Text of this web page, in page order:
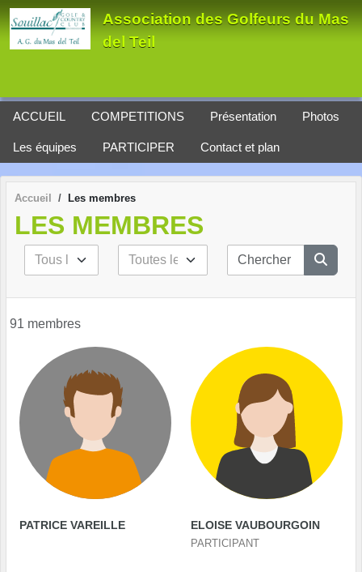
Association des Golfeurs du Mas
del Teil
ACCUEIL COMPETITIONS Présentation Photos
Les équipes PARTICIPER Contact et plan
Accueil Les membres
LES MEMBRES
91 membres
PATRICE VAREILLE ELOISE VAUBOURGOIN
PARTICIPANT
Panneau de gestion des cookies